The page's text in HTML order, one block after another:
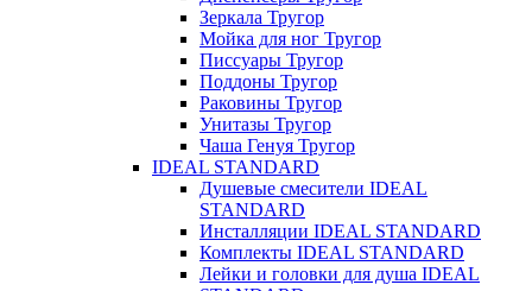
Зеркала Тругор
Мойка для ног Тругор
Писсуары Тругор
Поддоны Тругор
Раковины Тругор
Унитазы Тругор
Чаша Генуя Тругор
IDEAL STANDARD
Душевые смесители IDEAL
STANDARD
Инсталляции IDEAL STANDARD
Комплекты IDEAL STANDARD
Лейки и головки для душа IDEAL